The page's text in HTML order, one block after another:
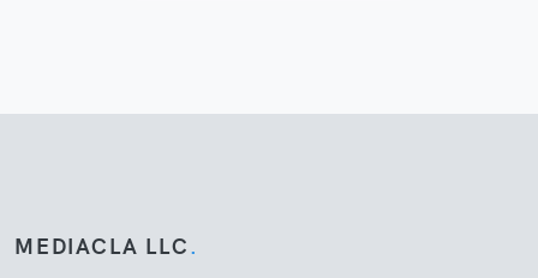
MEDIACLA LLC.